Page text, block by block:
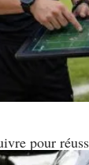
pour